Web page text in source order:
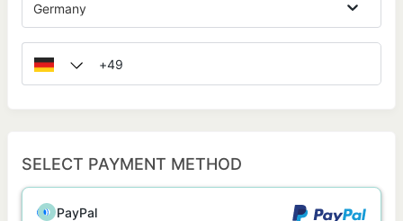
Germany
SELECT PAYMENT METHOD
PayPal